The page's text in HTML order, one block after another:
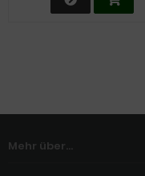
Mehr über...